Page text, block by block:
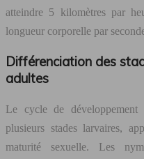
atteindre 5 kilomètres par
longueur corporelle par
Différenciation des
adultes
Le cycle de développement
plusieurs stades larvaires,
maturité sexuelle. Les